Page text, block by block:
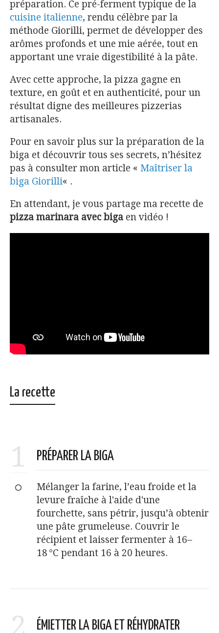
préparation. Ce pré-ferment typique de la
cuisine italienne, rendu célèbre par la
méthode Giorilli, permet de développer des
arômes profonds et une mie aérée, tout en
apportant une vraie digestibilité à la pâte.
Avec cette approche, la pizza gagne en
texture, en goût et en authenticité, pour un
résultat digne des meilleures pizzerias
artisanales.
Pour en savoir plus sur la préparation de la
biga et découvrir tous ses secrets, n’hésitez
pas à consulter mon article « Maîtriser la
biga Giorilli« .
En attendant, je vous partage ma recette de
pizza marinara avec biga en vidéo !
La recette
1 PRÉPARER LA BIGA
Mélanger la farine, l’eau froide et la
levure fraîche à l'aide d'une
fourchette, sans pétrir, jusqu’à obtenir
une pâte grumeleuse. Couvrir le
récipient et laisser fermenter à 16–
18 °C pendant 16 à 20 heures.
ÉMIETTER LA BIGA ET RÉHYDRATER